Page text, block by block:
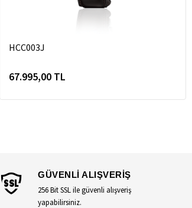
HCC003J
67.995,00 TL
GÜVENLİ ALIŞVERİŞ
256 Bit SSL ile güvenli alışveriş
yapabilirsiniz.